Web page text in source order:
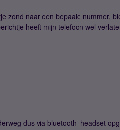
zond naar een bepaald nummer,
heeft mijn telefoon wel
Echter, zodra de ontvanger haar
vinkjes).Heel irritant. Op de
haar iOS niet kon updaten
tekort aan opslagruimte, maar
dit de correcte werking van
dus via bluetooth headset